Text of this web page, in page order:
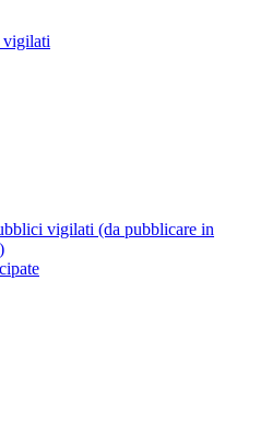
vigilati (da pubblicare in